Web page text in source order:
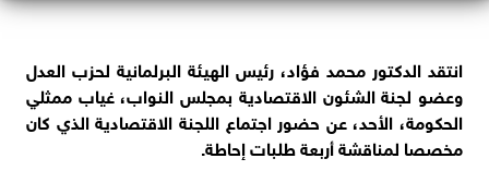
انتقد الدكتور محمد فؤاد، رئيس الهيئة البرلمانية لحزب العدل
وعضو لجنة الشئون الاقتصادية بمجلس النواب، غياب ممثلي
الحكومة، الأحد، عن حضور اجتماع اللجنة الاقتصادية الذي كان
مخصصا لمناقشة أربعة طلبات إحاطة.